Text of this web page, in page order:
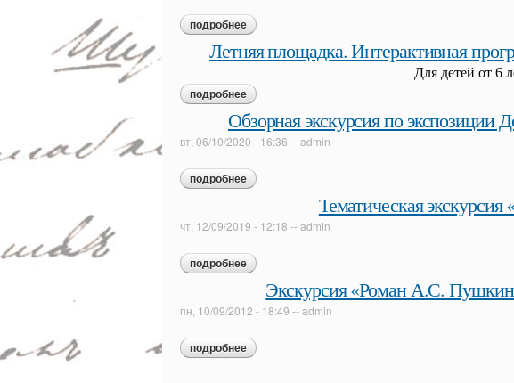
подробнее о тематическая экскурсия «тайна поэзии, жизни,
Летняя площадка. Интерактивная
Для детей от 6
подробнее о летняя площадка. интерактивная программа
Обзорная экскурсия по экспозиции
вт, 06/10/2020 - 16:36 --admin
подробнее о обзорная экскурсия по экспозиции дома-музея
Тематическая
чт, 12/09/2019 - 12:18 --admin
подробнее о тематическая экскурсия «отцы и дети»
Экскурсия «Роман А.С.
пн, 10/09/2012 - 18:49 --admin
подробнее о экскурсия «роман а.с. пушкина "евгений онегин"»